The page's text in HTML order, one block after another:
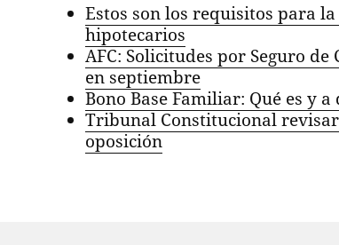
Estos son los requisitos para
hipotecarios
AFC: Solicitudes por Seguro
en septiembre
Bono Base Familiar: Qué es y
Tribunal Constitucional
oposición